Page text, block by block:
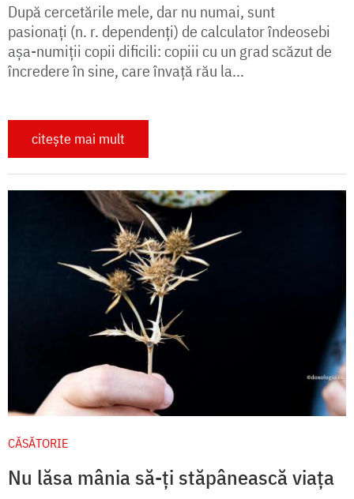
După cercetările mele, dar nu numai, sunt
pasionaţi (n. r. dependenți) de calculator îndeosebi
aşa-numiţii copii dificili: copiii cu un grad scăzut de
încredere în sine, care învaţă rău la...
citește mai mult
CĂSĂTORIE
Nu lăsa mânia să-ți stăpânească viața